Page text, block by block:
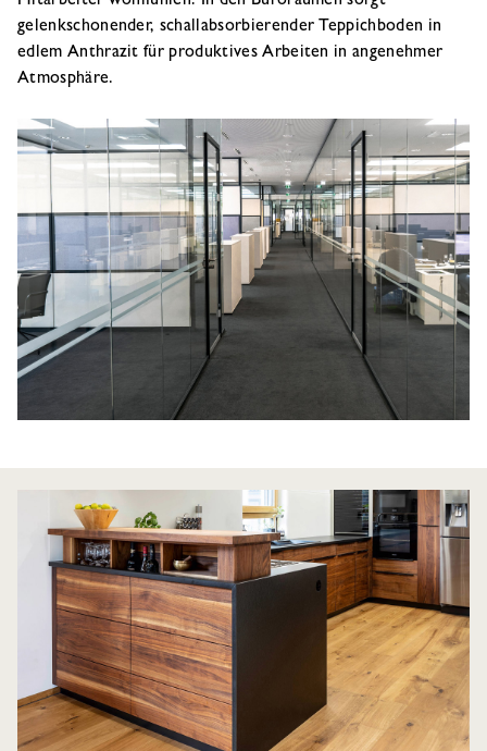
gelenkschonender, schallabsorbierender Teppichboden in
edlem Anthrazit für produktives Arbeiten in angenehmer
Atmosphäre.